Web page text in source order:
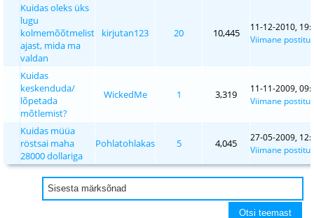
Kuidas oleks üks
lugu
kolmemõõtmelist
ajast, mida ma
valdan
kirjutan123 20 10,445
11-12-2010,
Viimane postitus
Kuidas
keskenduda/
lõpetada
mõtlemist?
WickedMe 1 3,319
11-11-2009,
Viimane postitus
Kuidas müüa
röstsai maha
28000 dollariga
Pohlatohlakas 5 4,045
27-05-2009,
Viimane postitus